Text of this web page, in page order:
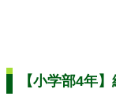
【小学部4年